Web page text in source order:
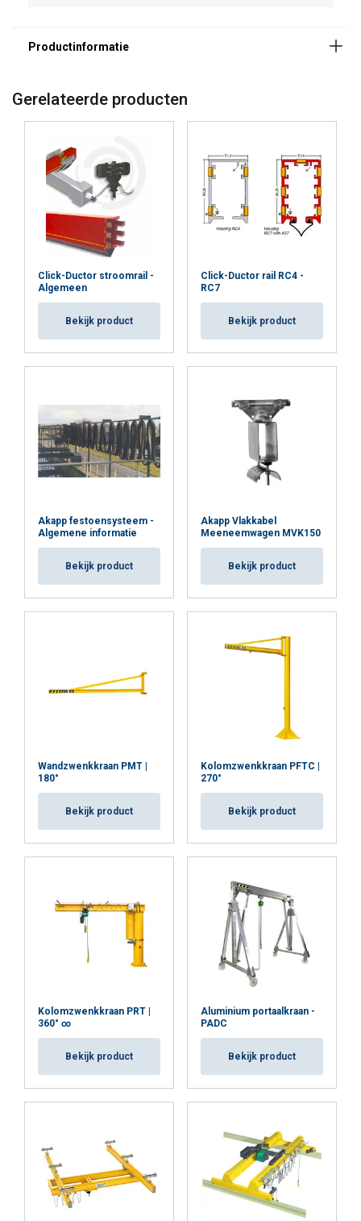
Gerelateerde producten
Click-Ductor stroomrail -
Algemeen
Bekijk product
Click-Ductor rail RC4 -
RC7
Bekijk product
Akapp festoensysteem -
Algemene informatie
Bekijk product
Akapp Vlakkabel
Meeneemwagen MVK150
Bekijk product
Wandzwenkkraan PMT |
180°
Bekijk product
Kolomzwenkkraan PFTC |
270°
Bekijk product
Kolomzwenkkraan PRT |
360° ∞
Bekijk product
Aluminium portaalkraan -
PADC
Bekijk product
advertenties te personaliseren en om ons
over uw gebruik van onze site met onze
u aan hen heeft verstrekt of die zij hebben
verzameld door uw gebruik van hun diensten.
Privacybeleid
Strikt
noodzakelijk
Prestatie Targeting
Functioneel Niet-geclassificeerd
ALLES AFWIJZEN
DETAILS WEERGEVEN